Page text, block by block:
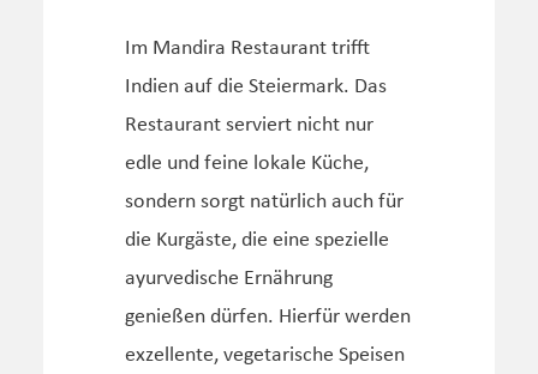
Im Mandira Restaurant trifft
Indien auf die Steiermark. Das
Restaurant serviert nicht nur
edle und feine lokale Küche,
sondern sorgt natürlich auch für
die Kurgäste, die eine spezielle
ayurvedische Ernährung
genießen dürfen. Hierfür werden
exzellente, vegetarische Speisen